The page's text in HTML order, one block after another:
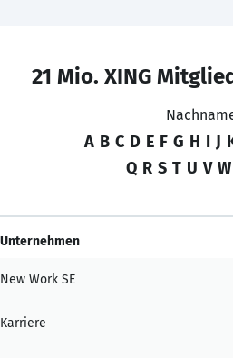
21 Mio. XING
A B C D E F G H I J
Q R S T U V W
Unternehmen
New Work SE
Karriere